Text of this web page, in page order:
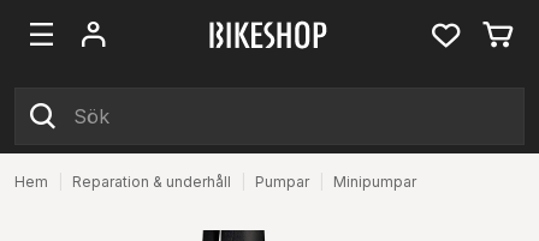
Hem Reparation & underhåll Pumpar Minipumpar